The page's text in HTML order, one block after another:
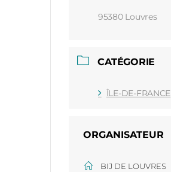
95380 Louvres
CATÉGORIE
ÎLE-DE-FRANCE
ORGANISATEUR
BIJ DE LOUVRES